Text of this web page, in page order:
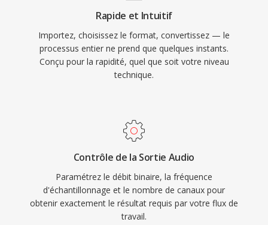
Rapide et Intuitif
Importez, choisissez le format, convertissez — le
processus entier ne prend que quelques instants.
Conçu pour la rapidité, quel que soit votre niveau
technique.
Contrôle de la Sortie Audio
Paramétrez le débit binaire, la fréquence
d'échantillonnage et le nombre de canaux pour
obtenir exactement le résultat requis par votre flux de
travail.